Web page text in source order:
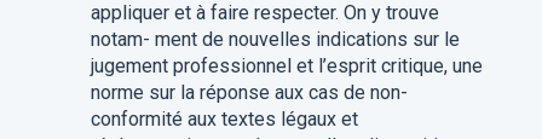
appliquer et à faire respecter. On y trouve
notam- ment de nouvelles indications sur le
jugement professionnel et l’esprit critique, une
norme sur la réponse aux cas de non-
conformité aux textes légaux et